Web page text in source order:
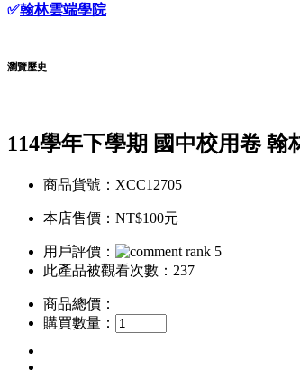
✅翰林雲端學院
瀏覽歷史
114學年下學期 國中校用卷
商品貨號：XCC12705
本店售價： NT$100元
用戶評價：
此產品被觀看次數：237
商品總價：
購買數量：